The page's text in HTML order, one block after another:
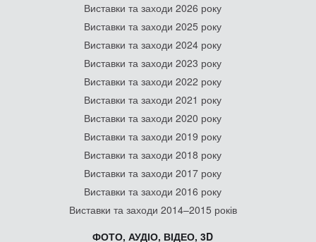
Виставки та заходи 2026 року
Виставки та заходи 2025 року
Виставки та заходи 2024 року
Виставки та заходи 2023 року
Виставки та заходи 2022 року
Виставки та заходи 2021 року
Виставки та заходи 2020 року
Виставки та заходи 2019 року
Виставки та заходи 2018 року
Виставки та заходи 2017 року
Виставки та заходи 2016 року
Виставки та заходи 2014–2015 років
ФОТО, АУДІО, ВІДЕО, 3D